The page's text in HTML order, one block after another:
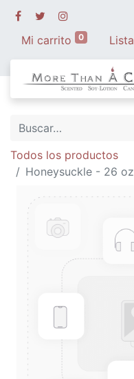
Mi carrito 0
Todos los productos
Honeysuckle - 26